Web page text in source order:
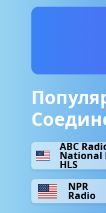
ABC
National
HLS
NPR
Radio